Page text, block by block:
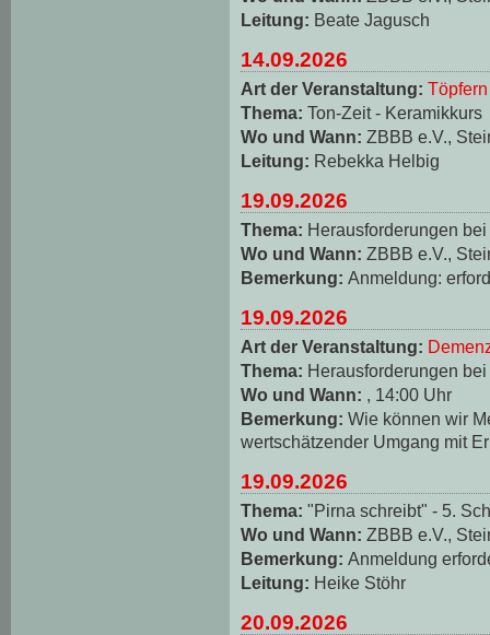
Leitung: Beate Jagusch
14.09.2026
Art der Veranstaltung: Töpfern
Thema: Ton-Zeit - Keramikkurs
Wo und Wann: ZBBB e.V.,
Leitung: Rebekka Helbig
19.09.2026
Thema: Herausforderungen
Wo und Wann: ZBBB e.V.,
Bemerkung: Anmeldung:
19.09.2026
Art der Veranstaltung:
Thema: Herausforderungen
Wo und Wann:
, 14:00 Uhr
Bemerkung: Wie können wir
wertschätzender Umgang mit
19.09.2026
Thema: "Pirna schreibt" - 5.
Wo und Wann: ZBBB e.V.,
Bemerkung: Anmeldung
Leitung: Heike Stöhr
20.09.2026